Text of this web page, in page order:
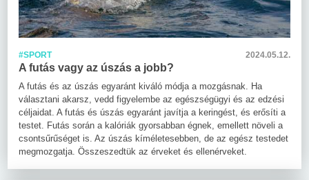
#SPORT 2024.05.12.
A futás vagy az úszás a jobb?
A futás és az úszás egyaránt kiváló módja a mozgásnak. Ha
választani akarsz, vedd figyelembe az egészségügyi és az edzési
céljaidat. A futás és úszás egyaránt javítja a keringést, és erősíti a
testet. Futás során a kalóriák gyorsabban égnek, emellett növeli a
csontsűrűséget is. Az úszás kíméletesebben, de az egész testedet
megmozgatja. Összeszedtük az érveket és ellenérveket.